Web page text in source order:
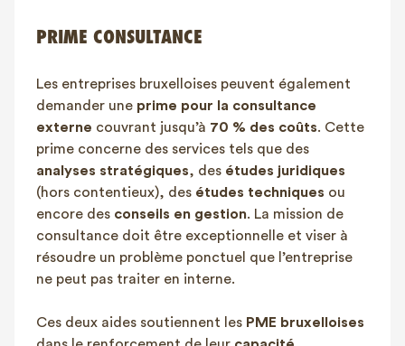
PRIME CONSULTANCE
Les entreprises bruxelloises peuvent également
demander une prime pour la consultance
externe couvrant jusqu’à 70 % des coûts. Cette
prime concerne des services tels que des
analyses stratégiques, des études juridiques
(hors contentieux), des études techniques ou
encore des conseils en gestion. La mission de
consultance doit être exceptionnelle et viser à
résoudre un problème ponctuel que l’entreprise
ne peut pas traiter en interne.
Ces deux aides soutiennent les PME bruxelloises